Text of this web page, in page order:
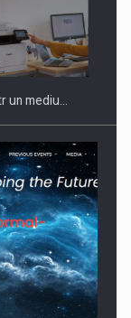
noilor
un mediu…